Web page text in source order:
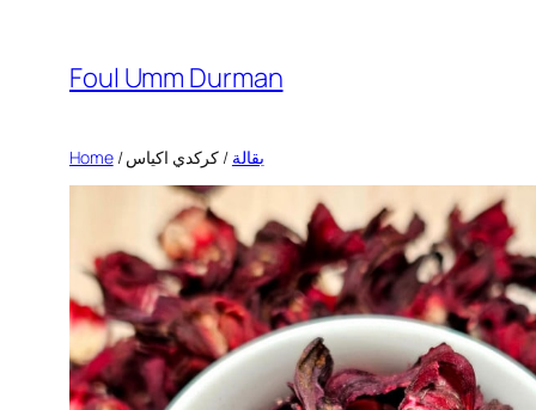
content
Foul Umm Durman
Home/ بقالة / كركدي اكياس